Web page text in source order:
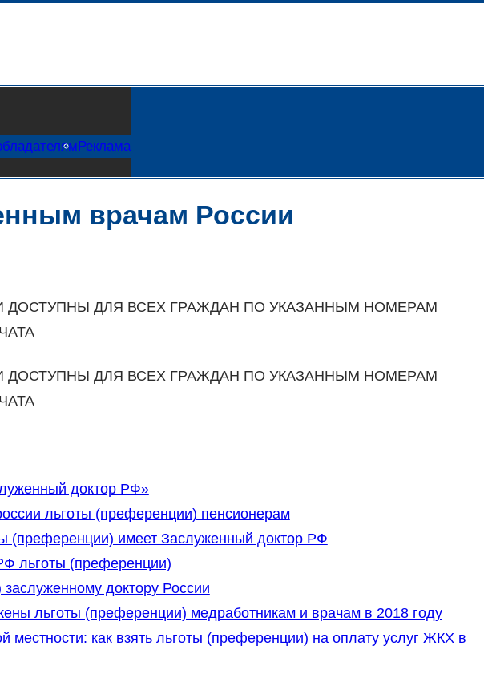
Реклама
врачам России
ДОСТУПНЫ ДЛЯ ВСЕХ ГРАЖДАН ПО УКАЗАННЫМ НОМЕРАМ
ДОСТУПНЫ ДЛЯ ВСЕХ ГРАЖДАН ПО УКАЗАННЫМ НОМЕРАМ
доктор РФ»
льготы (преференции) пенсионерам
(преференции) имеет Заслуженный доктор РФ
льготы (преференции)
доктору России
льготы (преференции) медработникам и врачам в 2018 году
местности: как взять льготы (преференции) на оплату услуг ЖКХ в